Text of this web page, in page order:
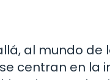
al mundo de
centran en la